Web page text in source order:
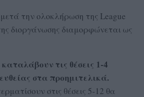
μετά την ολοκλήρωση της League
διοργάνωσης διαμορφώνεται ως
τις θέσεις 1-4
στα προημιτελικά.
στις θέσεις 5-12 θα